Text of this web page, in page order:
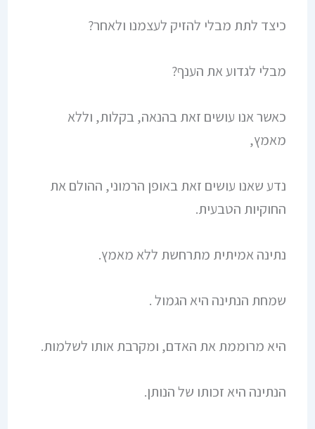
כיצד לתת מבלי להזיק לעצמנו ולאחר?
מבלי לגדוע את הענף?
כאשר אנו עושים זאת בהנאה, בקלות, וללא
מאמץ,
נדע שאנו עושים זאת באופן הרמוני, ההולם את
החוקיות הטבעית.
נתינה אמיתית מתרחשת ללא מאמץ.
שמחת הנתינה היא הגמול .
היא מרוממת את האדם, ומקרבת אותו לשלמות.
הנתינה היא זכותו של הנותן.